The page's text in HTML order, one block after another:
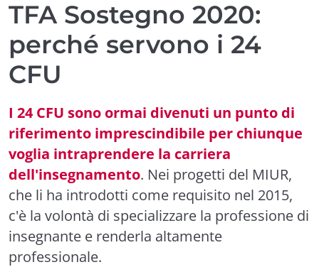
TFA Sostegno 2020:
perché servono i 24
CFU
I 24 CFU sono ormai divenuti un punto di
riferimento imprescindibile per chiunque
voglia intraprendere la carriera
dell'insegnamento. Nei progetti del MIUR,
che li ha introdotti come requisito nel 2015,
c'è la volontà di specializzare la professione di
insegnante e renderla altamente
professionale.